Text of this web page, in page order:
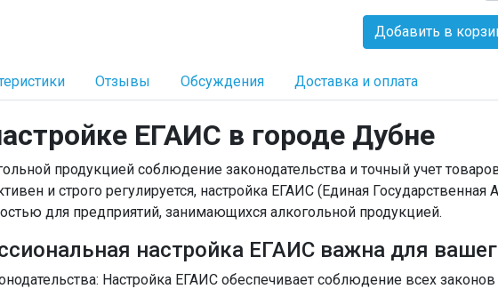
Добавить в
Отзывы Обсуждения Доставка и оплата
ЕГАИС в городе Дубне
продукцией соблюдение законодательства и точный учет
и строго регулируется, настройка ЕГАИС (Единая
для предприятий, занимающихся алкогольной продукцией.
настройка ЕГАИС важна для
: Настройка ЕГАИС обеспечивает соблюдение всех